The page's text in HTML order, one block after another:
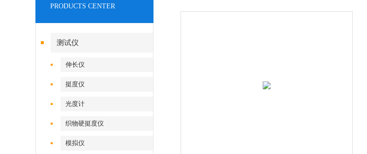
PRODUCTS CENTER
测试仪
伸长仪
挺度仪
光度计
织物硬挺度仪
模拟仪